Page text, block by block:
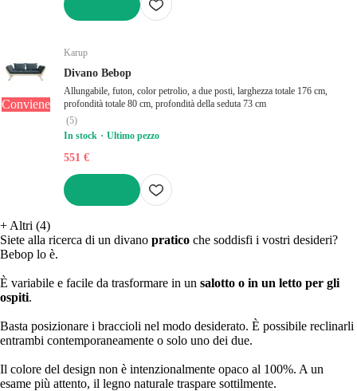
Conviene
Karup
Divano Bebop
Allungabile, futon, color petrolio, a due posti, larghezza totale 176 cm,
profondità totale 80 cm, profondità della seduta 73 cm
(5)
In stock
Ultimo pezzo
551 €
+ Altri (4)
Siete alla ricerca di un divano pratico che soddisfi i vostri desideri?
Bebop lo è.
È variabile e facile da trasformare in un salotto o in un letto per gli
ospiti.
Basta posizionare i braccioli nel modo desiderato. È possibile reclinarli
entrambi contemporaneamente o solo uno dei due.
Il colore del design non è intenzionalmente opaco al 100%. A un
esame più attento, il legno naturale traspare sottilmente.